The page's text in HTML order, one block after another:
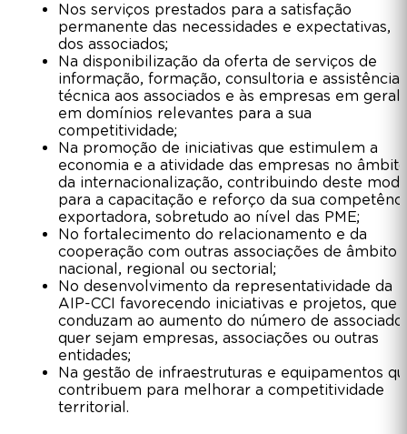
Nos serviços prestados para a satisfação
permanente das necessidades e expectativas,
dos associados;
Na disponibilização da oferta de serviços de
informação, formação, consultoria e assistência
técnica aos associados e às empresas em geral,
em domínios relevantes para a sua
competitividade;
Na promoção de iniciativas que estimulem a
economia e a atividade das empresas no âmbito
da internacionalização, contribuindo deste
para a capacitação e reforço da sua
exportadora, sobretudo ao nível das PME;
No fortalecimento do relacionamento e da
cooperação com outras associações de âmbito
nacional, regional ou sectorial;
No desenvolvimento da representatividade da
AIP-CCI favorecendo iniciativas e projetos, que
conduzam ao aumento do número de
quer sejam empresas, associações ou outras
entidades;
Na gestão de infraestruturas e equipamentos
contribuem para melhorar a competitividade
territorial.